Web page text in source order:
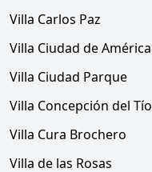
Villa Carlos Paz
Villa Ciudad de América
Villa Ciudad Parque
Villa Concepción del Tío
Villa Cura Brochero
Villa de las Rosas